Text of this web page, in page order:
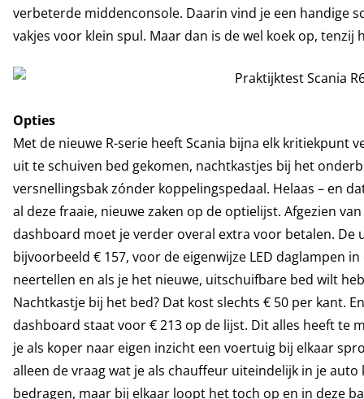
verbeterde middenconsole. Daarin vind je een handige
vakjes voor klein spul. Maar dan is de wel koek op, tenzij
Opties
Met de nieuwe R-serie heeft Scania bijna elk kritiekpunt
uit te schuiven bed gekomen, nachtkastjes bij het
versnellingsbak zónder koppelingspedaal. Helaas – en
al deze fraaie, nieuwe zaken op de optielijst. Afgezien
dashboard moet je verder overal extra voor betalen.
bijvoorbeeld € 157, voor de eigenwijze LED daglampen
neertellen en als je het nieuwe, uitschuifbare bed wilt
Nachtkastje bij het bed? Dat kost slechts € 50 per kant.
dashboard staat voor € 213 op de lijst. Dit alles heeft te
je als koper naar eigen inzicht een voertuig bij elkaar
alleen de vraag wat je als chauffeur uiteindelijk in je
bedragen, maar bij elkaar loopt het toch op en in deze